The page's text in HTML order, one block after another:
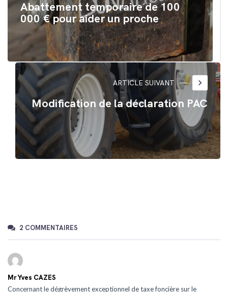
Abattement temporaire de 100
000 € pour aider un proche
ARTICLE SUIVANT keyboard_arrow_right
Modification de la déclaration PAC
2 COMMENTAIRES
Mr Yves CAZES
Concernant le dégrèvement exceptionnel de taxe foncière sur le